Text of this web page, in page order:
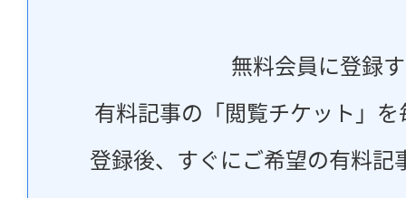
無料会員に登録
有料記事の「閲覧チケット」
登録後、すぐにご希望の有料記